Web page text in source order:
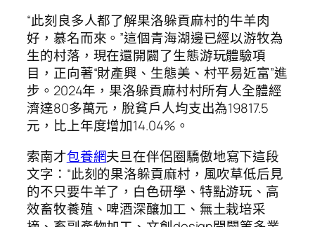
“此刻良多人都了解果洛躲貢麻村的牛羊肉
好，慕名而來。”這個青海湖邊已經以游牧為
生的村落，現在還開闢了生態游玩體驗項
目，正向著“財產興、生態美、村平易近富”進
步。2024年，果洛躲貢麻村村所有人全體經
濟達80多萬元，脫貧戶人均支出為19817.5
元，比上年度增加14.04%。
索南才包養網夫旦在伴侶圈驕傲地寫下這段
文字：“此刻的果洛躲貢麻村，風吹草低后見
的不只要牛羊了，白色研學、特點游玩、高
效畜牧養殖、啤酒深釀加工、無土栽培采